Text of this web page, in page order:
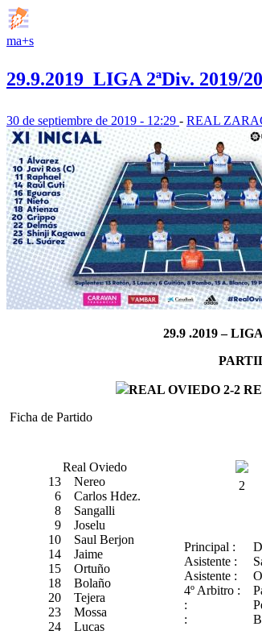
ma+s
29.9.2019  LIGA 2ªDiv. 2019/
30 de septiembre de 2019 - 12:29 - REAL
29.9 .2019– LIGA
REAL OVIEDO 2-2
Ficha de Partido
Real Oviedo
13
Nereo
6
Carlos Hdez.
8
Sangalli
9
Joselu
10
Saul Berjon
14
Jaime
15
Ortuño
18
Bolaño
20
Tejera
23
Mossa
24
Lucas
2
Principal :
Asistente :
Asistente :
4º Arbitro :
:
: